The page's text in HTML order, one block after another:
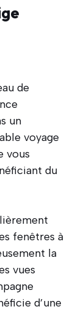
de
un
voyage
vous
du
fenêtres à
la
vues
d’une